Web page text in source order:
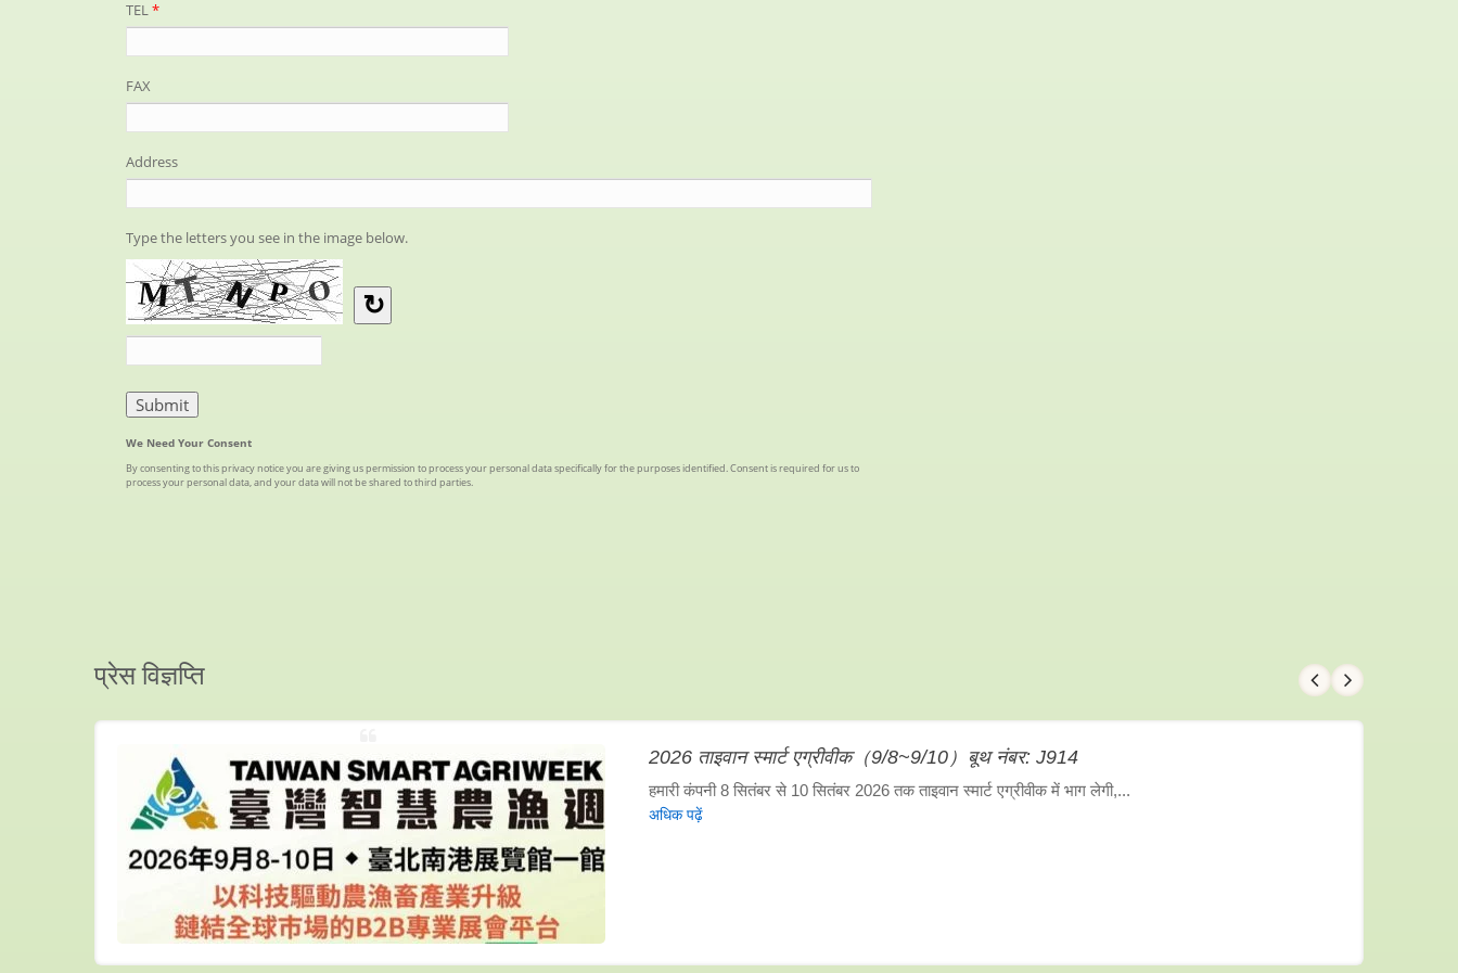
प्रेस विज्ञप्ति
2026 ताइवान स्मार्ट एग्रीवीक（9/8~9/10）बूथ नंबर: J914
हमारी कंपनी 8 सितंबर से 10 सितंबर 2026 तक ताइवान स्मार्ट एग्रीवीक में भाग लेगी,...
अधिक पढ़ें